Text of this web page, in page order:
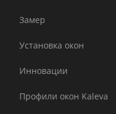
Замер
Установка окон
Инновации
Профили окон Kaleva